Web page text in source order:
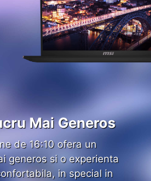
Mai Generos
de 16:10 ofera un
generos si o experienta
in special in